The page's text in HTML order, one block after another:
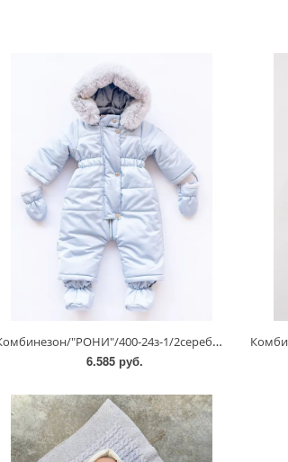
Комбинезон/"РОНИ"/400-24з-1/2серебристый
6.585 руб.